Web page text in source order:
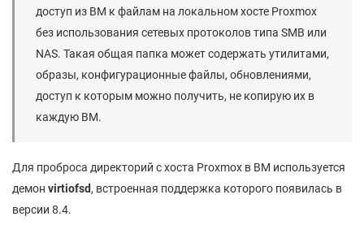
доступ из ВМ к файлам на локальном хосте Proxmox
без использования сетевых протоколов типа SMB или
NAS. Такая общая папка может содержать утилитами,
образы, конфигурационные файлы, обновлениями,
доступ к которым можно получить, не копирую их в
каждую ВМ.
Для проброса директорий с хоста Proxmox в ВМ используется
демон virtiofsd, встроенная поддержка которого появилась в
версии 8.4.